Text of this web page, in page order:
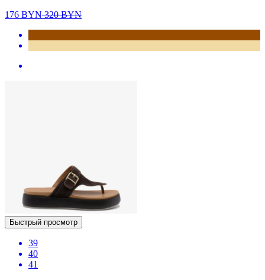
176 BYN320BYN
Быстрый просмотр
39
40
41